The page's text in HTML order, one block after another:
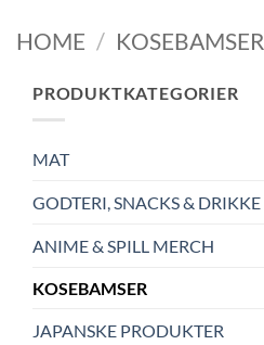
HOME / KOSEBAMSER
PRODUKTKATEGORIER
MAT
GODTERI, SNACKS & DRIKKE
ANIME & SPILL MERCH
KOSEBAMSER
JAPANSKE PRODUKTER